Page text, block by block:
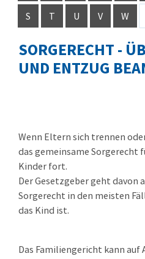
S T U V W
SORGERECHT -
UND ENTZUG
Wenn Eltern sich trennen
das gemeinsame Sorgerecht
Kinder fort.
Der Gesetzgeber geht davon
Sorgerecht in den meisten
das Kind ist.
Das Familiengericht kann